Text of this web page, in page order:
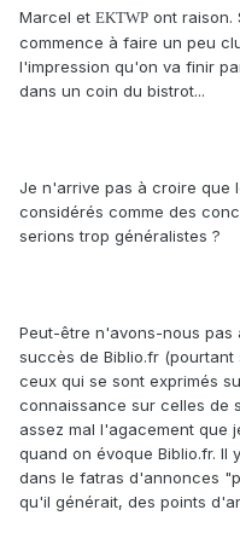
Marcel et EKTWP ont raison.
commence à faire un peu
l'impression qu'on va finir
dans un coin du bistrot...
Je n'arrive pas à croire que
considérés comme des
serions trop généralistes ?
Peut-être n'avons-nous pas
succès de Biblio.fr (pourtant
ceux qui se sont exprimés
connaissance sur celles de
assez mal l'agacement que
quand on évoque Biblio.fr. Il
dans le fatras d'annonces
qu'il générait, des points